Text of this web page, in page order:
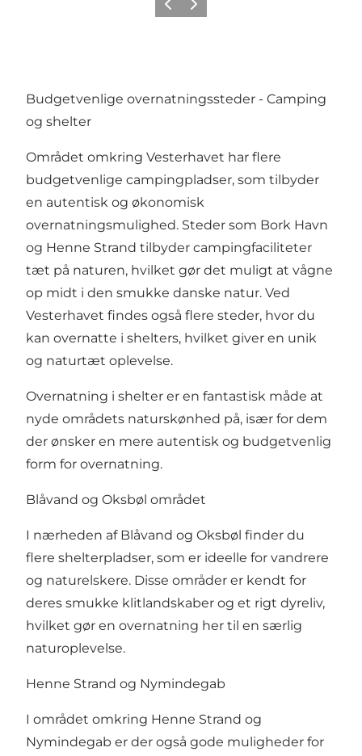
ForrigeNæste
Budgetvenlige overnatningssteder - Camping
og shelter
Området omkring Vesterhavet har flere
budgetvenlige campingpladser, som tilbyder
en autentisk og økonomisk
overnatningsmulighed. Steder som Bork Havn
og Henne Strand tilbyder campingfaciliteter
tæt på naturen, hvilket gør det muligt at vågne
op midt i den smukke danske natur. Ved
Vesterhavet findes også flere steder, hvor du
kan overnatte i shelters, hvilket giver en unik
og naturtæt oplevelse.
Overnatning i shelter er en fantastisk måde at
nyde områdets naturskønhed på, især for dem
der ønsker en mere autentisk og budgetvenlig
form for overnatning.
Blåvand og Oksbøl området
I nærheden af Blåvand og Oksbøl finder du
flere shelterpladser, som er ideelle for vandrere
og naturelskere. Disse områder er kendt for
deres smukke klitlandskaber og et rigt dyreliv,
hvilket gør en overnatning her til en særlig
naturoplevelse.
Henne Strand og Nymindegab
I området omkring Henne Strand og
Nymindegab er der også gode muligheder for